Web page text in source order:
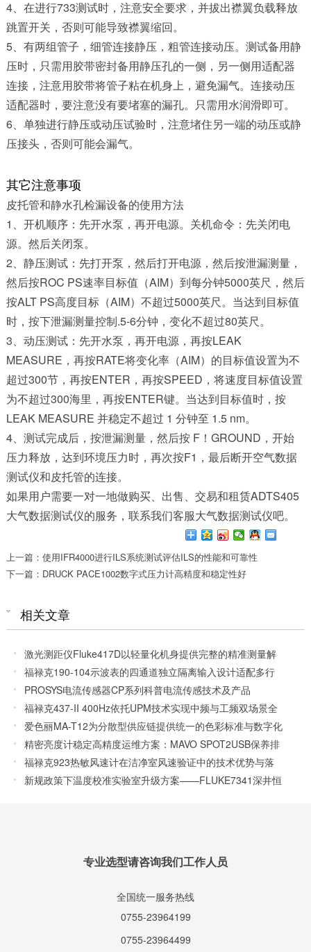
4、在进行733测试时，注意安全要求，并拔出襟翼负载释放
跳置开关，否则可能导致襟翼缩回。
5、有两组管子，细管连接静压，粗管连接动压。测试备用静
压时，只需用胶带密封备用静压孔的一侧，另一侧用适配器
连接，注意用胶带将管子粘在机身上，避免漏气。连接动压
适配器时，要注意没有要堵塞的漏孔。只需用水润滑即可。
6、单独进行静压或动压试验时，注意堵住另一端的动压或静
压接头，否则可能会漏气。
其它注意事项
皮托管和静水孔检漏设备的使用方法
1、开机顺序：先开水泵，再开电源。关机命令：先关闭电
源。然后关闭泵。
2、静压测试：先打开泵，然后打开电源，然后按泄漏测量，
然后按ROC PS速率目标值（AIM）到每分钟5000英尺，然后
按ALT PS高度目标（AIM）不超过5000英尺。当达到目标值
时，按下泄漏测量控制.5-6分钟，变化不超过80英尺。
3、动压测试：先开水泵，再开电源，再按LEAK
MEASURE，再按RATE将变化率（AIM）的目标值设置为不
超过300节，再按ENTER，再按SPEED，将速度目标值设置
为不超过300海里，再按ENTER键。当达到目标值时，按
LEAK MEASURE 并稳定不超过 1 分钟至 1.5 nm。
4、测试完成后，按泄漏测量，然后按 F！GROUND，开始
压力释放，达到环境压力时，再次按F1，最后断开空气数据
测试仪和皮托管的连接。
如果用户需要一对一地做购买、出售、交易和租赁ADTS405
大气数据测试仪的服务，联系我们客服大气数据测试仪吧。
上一篇：使用IFR4000进行ILS系统测试评估ILS的性能和可靠性
下一篇：DRUCK PACE1002数字式压力计高精度和稳定性好
相关文章
激光测距仪Fluke417D以轻量化机身提供完整的精准测量解
决方案
福禄克190-104示波表的四通道独立隔离输入设计适配多行
业测试
PROSYS电流传感器CP系列科普电流传感技术及产品
福禄克437-II 400Hz依托UPM技术实现中频与工频双场景全
维度检测
爱色丽MA-T12为分散型供应链提供统一的色彩标准与数字化
交流方案
精密亮度计稳定高精度运维方案：MAVO SPOT2USB保养排
障及官方维修规范
福禄克923热敏风速计在洁净室风速验证中的技术优势与落
地实践
新规政策下温度校准实验室升级方案——FLUKE7341深井恒
专业选型请咨询我们工作人员
全国统一服务热线
0755-23964199
0755-23964499